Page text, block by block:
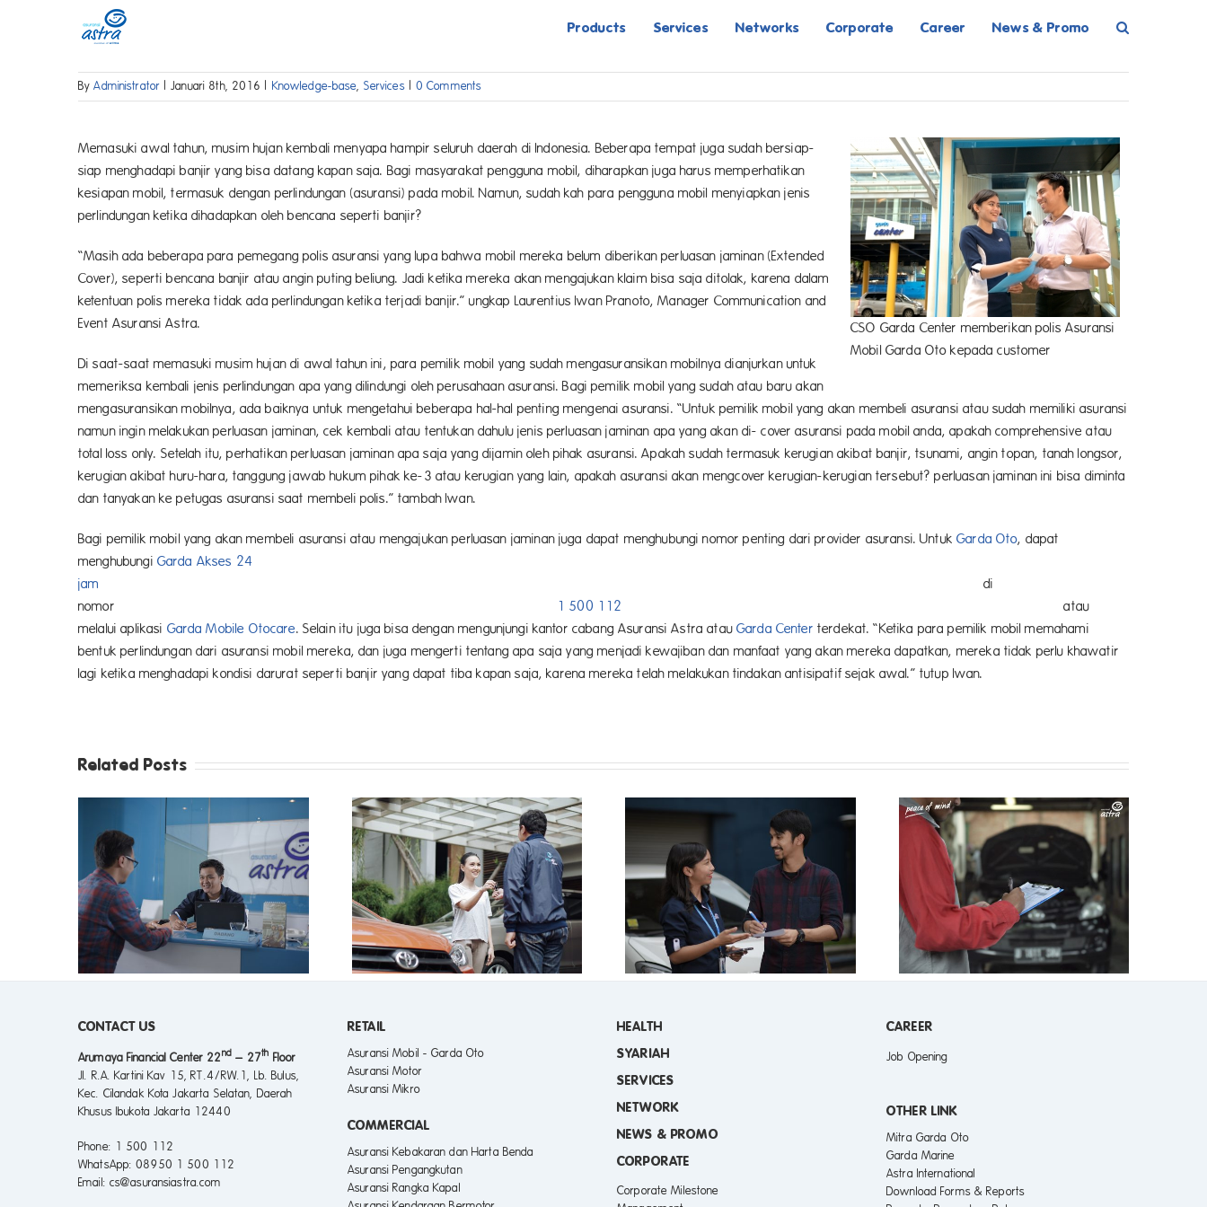
Products Services Networks Corporate Career News & Promo
ByAdministrator | Januari 8th, 2016 | Knowledge-base, Services | 0 Comments
CSO Garda Center memberikan polis Asuransi
Mobil Garda Oto kepada customer
Memasuki awal tahun, musim hujan kembali menyapa hampir seluruh daerah di Indonesia. Beberapa tempat juga sudah bersiap-
siap menghadapi banjir yang bisa datang kapan saja. Bagi masyarakat pengguna mobil, diharapkan juga harus memperhatikan
kesiapan mobil, termasuk dengan perlindungan (asuransi) pada mobil. Namun, sudah kah para pengguna mobil menyiapkan jenis
perlindungan ketika dihadapkan oleh bencana seperti banjir?
“Masih ada beberapa para pemegang polis asuransi yang lupa bahwa mobil mereka belum diberikan perluasan jaminan (Extended
Cover), seperti bencana banjir atau angin puting beliung. Jadi ketika mereka akan mengajukan klaim bisa saja ditolak, karena dalam
ketentuan polis mereka tidak ada perlindungan ketika terjadi banjir.” ungkap Laurentius Iwan Pranoto, Manager Communication and
Event Asuransi Astra.
Di saat-saat memasuki musim hujan di awal tahun ini, para pemilik mobil yang sudah mengasuransikan mobilnya dianjurkan untuk
memeriksa kembali jenis perlindungan apa yang dilindungi oleh perusahaan asuransi. Bagi pemilik mobil yang sudah atau baru akan
mengasuransikan mobilnya, ada baiknya untuk mengetahui beberapa hal-hal penting mengenai asuransi. “Untuk pemilik mobil yang akan membeli asuransi atau sudah memiliki asuransi
namun ingin melakukan perluasan jaminan, cek kembali atau tentukan dahulu jenis perluasan jaminan apa yang akan di- cover asuransi pada mobil anda, apakah comprehensive atau
total loss only. Setelah itu, perhatikan perluasan jaminan apa saja yang dijamin oleh pihak asuransi. Apakah sudah termasuk kerugian akibat banjir, tsunami, angin topan, tanah longsor,
kerugian akibat huru-hara, tanggung jawab hukum pihak ke-3 atau kerugian yang lain, apakah asuransi akan mengcover kerugian-kerugian tersebut? perluasan jaminan ini bisa diminta
dan tanyakan ke petugas asuransi saat membeli polis.” tambah Iwan.
Bagi pemilik mobil yang akan membeli asuransi atau mengajukan perluasan jaminan juga dapat menghubungi nomor penting dari provider asuransi. UntukGarda Oto, dapat
menghubungi Garda Akses 24
jam
di
nomor
1 500 112
atau
melalui aplikasi Garda Mobile Otocare. Selain itu juga bisa dengan mengunjungi kantor cabang Asuransi Astra atau Garda Center terdekat. “Ketika para pemilik mobil memahami
bentuk perlindungan dari asuransi mobil mereka, dan juga mengerti tentang apa saja yang menjadi kewajiban dan manfaat yang akan mereka dapatkan, mereka tidak perlu khawatir
lagi ketika menghadapi kondisi darurat seperti banjir yang dapat tiba kapan saja, karena mereka telah melakukan tindakan antisipatif sejak awal.” tutup Iwan.
Related Posts
BERKENDARA TETAP AMAN
DI MUSIM HUJAN? KENAPA
TIDAK!
KLAIM MUDAH GARDA OTO
PASCAMUDIK
Manfaat Perawatan Mobil
Secara Berkala
CONTACT US
Arumaya Financial Center 22nd– 27th Floor
Jl. R.A. Kartini Kav 15, RT.4/RW.1, Lb. Bulus,
Kec. Cilandak Kota Jakarta Selatan, Daerah
Khusus Ibukota Jakarta 12440
Phone: 1 500 112
WhatsApp: 08950 1 500 112
Email: cs@asuransiastra.com
RETAIL
Asuransi Mobil - Garda Oto
Asuransi Motor
Asuransi Mikro
COMMERCIAL
Asuransi Kebakaran dan Harta Benda
Asuransi Pengangkutan
Asuransi Rangka Kapal
HEALTH
SYARIAH
SERVICES
NETWORK
NEWS & PROMO
CORPORATE
Corporate Milestone
CAREER
Job Opening
OTHER LINK
Mitra Garda Oto
Garda Marine
Astra International
Download Forms & Reports